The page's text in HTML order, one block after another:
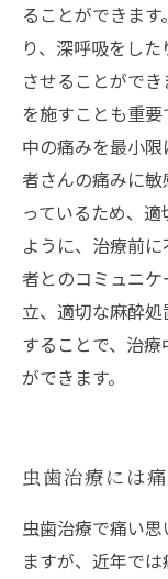
ることができま
り、深呼吸をし
させることがで
を施すことも重
中の痛みを最小
者さんの痛みに
っているため、
ように、治療前
者とのコミュニ
立、適切な麻酔
することで、治
ができます。
虫歯治療には
虫歯治療で痛い
ますが、近年で